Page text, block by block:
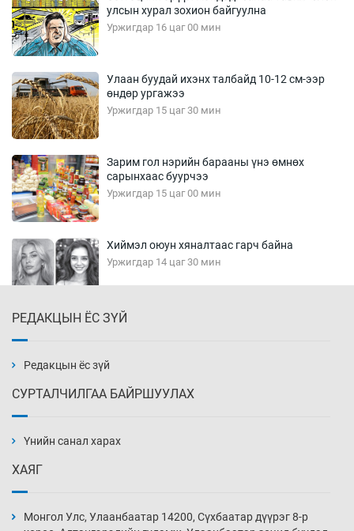
улсын хурал зохион байгуулна
Уржигдар 16 цаг 00 мин
Улаан буудай ихэнх талбайд 10-12 см-ээр
өндөр ургажээ
Уржигдар 15 цаг 30 мин
Зарим гол нэрийн барааны үнэ өмнөх
сарынхаас буурчээ
Уржигдар 15 цаг 00 мин
Хиймэл оюун хяналтаас гарч байна
Уржигдар 14 цаг 30 мин
Уржигдар 14 цаг 00 мин
нэмэгджээ
Уржигдар 13 цаг 30 мин
РЕДАКЦЫН ЁС ЗҮЙ
Редакцын ёс зүй
СУРТАЛЧИЛГАА БАЙРШУУЛАХ
Үнийн санал харах
ХАЯГ
Монгол Улс, Улаанбаатар 14200, Сүхбаатар дүүрэг 8-р